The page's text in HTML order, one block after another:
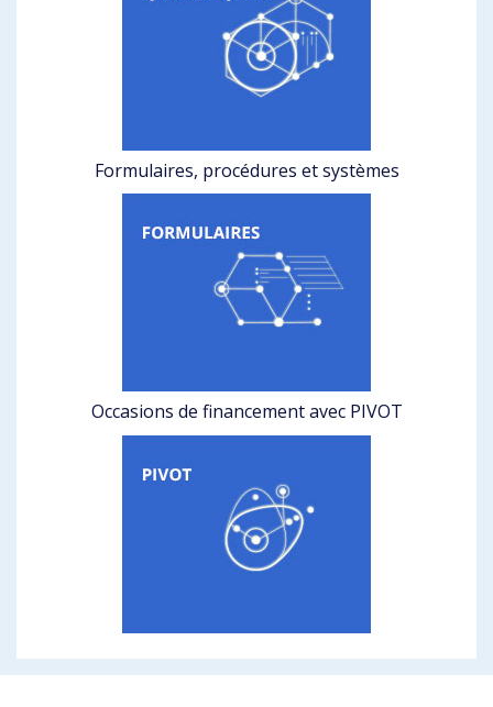
Formulaires, procédures et systèmes
Occasions de financement avec PIVOT